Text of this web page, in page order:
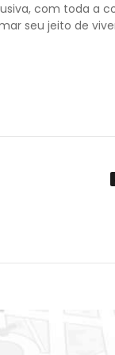
com toda a
seu jeito de